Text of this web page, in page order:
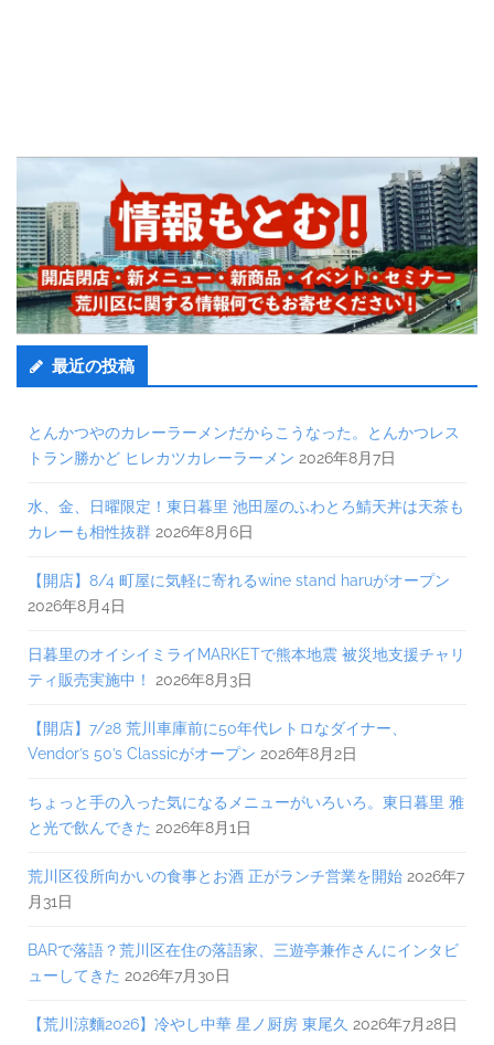
最近の投稿
とんかつやのカレーラーメンだからこうなった。とんかつレス
トラン勝かど ヒレカツカレーラーメン 2026年8月7日
水、金、日曜限定！東日暮里 池田屋のふわとろ鯖天丼は天茶も
カレーも相性抜群 2026年8月6日
【開店】8/4 町屋に気軽に寄れるwine stand haruがオープン
2026年8月4日
日暮里のオイシイミライMARKETで熊本地震 被災地支援チャリ
ティ販売実施中！
2026年8月3日
【開店】7/28 荒川車庫前に50年代レトロなダイナー、
Vendor’s 50’s Classicがオープン 2026年8月2日
ちょっと手の入った気になるメニューがいろいろ。東日暮里 雅
と光で飲んできた 2026年8月1日
荒川区役所向かいの食事とお酒 正がランチ営業を開始 2026年7
月31日
BARで落語？荒川区在住の落語家、三遊亭兼作さんにインタビ
ューしてきた 2026年7月30日
【荒川涼麵2026】冷やし中華 星ノ厨房 東尾久 2026年7月28日